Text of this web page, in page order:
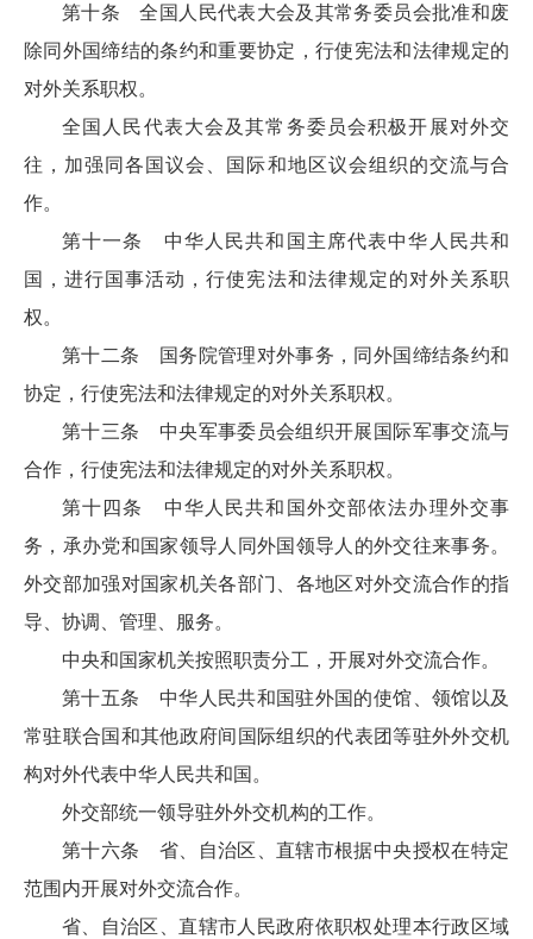
第十条 全国人民代表大会及其常务委员会批准和废
除同外国缔结的条约和重要协定，行使宪法和法律规定的
对外关系职权。
全国人民代表大会及其常务委员会积极开展对外交
往，加强同各国议会、国际和地区议会组织的交流与合
作。
第十一条 中华人民共和国主席代表中华人民共和
国，进行国事活动，行使宪法和法律规定的对外关系职
权。
第十二条 国务院管理对外事务，同外国缔结条约和
协定，行使宪法和法律规定的对外关系职权。
第十三条 中央军事委员会组织开展国际军事交流与
合作，行使宪法和法律规定的对外关系职权。
第十四条 中华人民共和国外交部依法办理外交事
务，承办党和国家领导人同外国领导人的外交往来事务。
外交部加强对国家机关各部门、各地区对外交流合作的指
导、协调、管理、服务。
中央和国家机关按照职责分工，开展对外交流合作。
第十五条 中华人民共和国驻外国的使馆、领馆以及
常驻联合国和其他政府间国际组织的代表团等驻外外交机
构对外代表中华人民共和国。
外交部统一领导驻外外交机构的工作。
第十六条 省、自治区、直辖市根据中央授权在特定
范围内开展对外交流合作。
省、自治区、直辖市人民政府依职权处理本行政区域